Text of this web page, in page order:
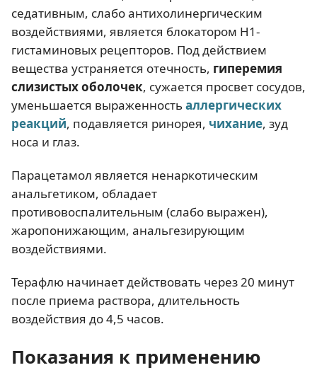
седативным, слабо антихолинергическим
воздействиями, является блокатором Н1-
гистаминовых рецепторов. Под действием
вещества устраняется отечность, гиперемия
слизистых оболочек, сужается просвет сосудов,
уменьшается выраженностьаллергических
реакций, подавляется ринорея, чихание, зуд
носа и глаз.
Парацетамол является ненаркотическим
анальгетиком, обладает
противовоспалительным (слабо выражен),
жаропонижающим, анальгезирующим
воздействиями.
Терафлю начинает действовать через 20 минут
после приема раствора, длительность
воздействия до 4,5 часов.
Показания к применению